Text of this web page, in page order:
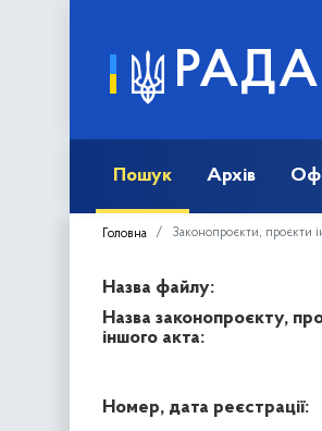
РАДА
Пошук Архів
Головна Законопроєкти, проєкти
Назва файлу:
Назва законопроєкту,
іншого акта:
Номер, дата реєстрації: